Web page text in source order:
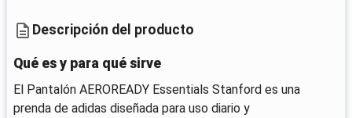
Descripción del producto
Qué es y para qué sirve
El Pantalón AEROREADY Essentials Stanford es una
prenda de adidas diseñada para uso diario y